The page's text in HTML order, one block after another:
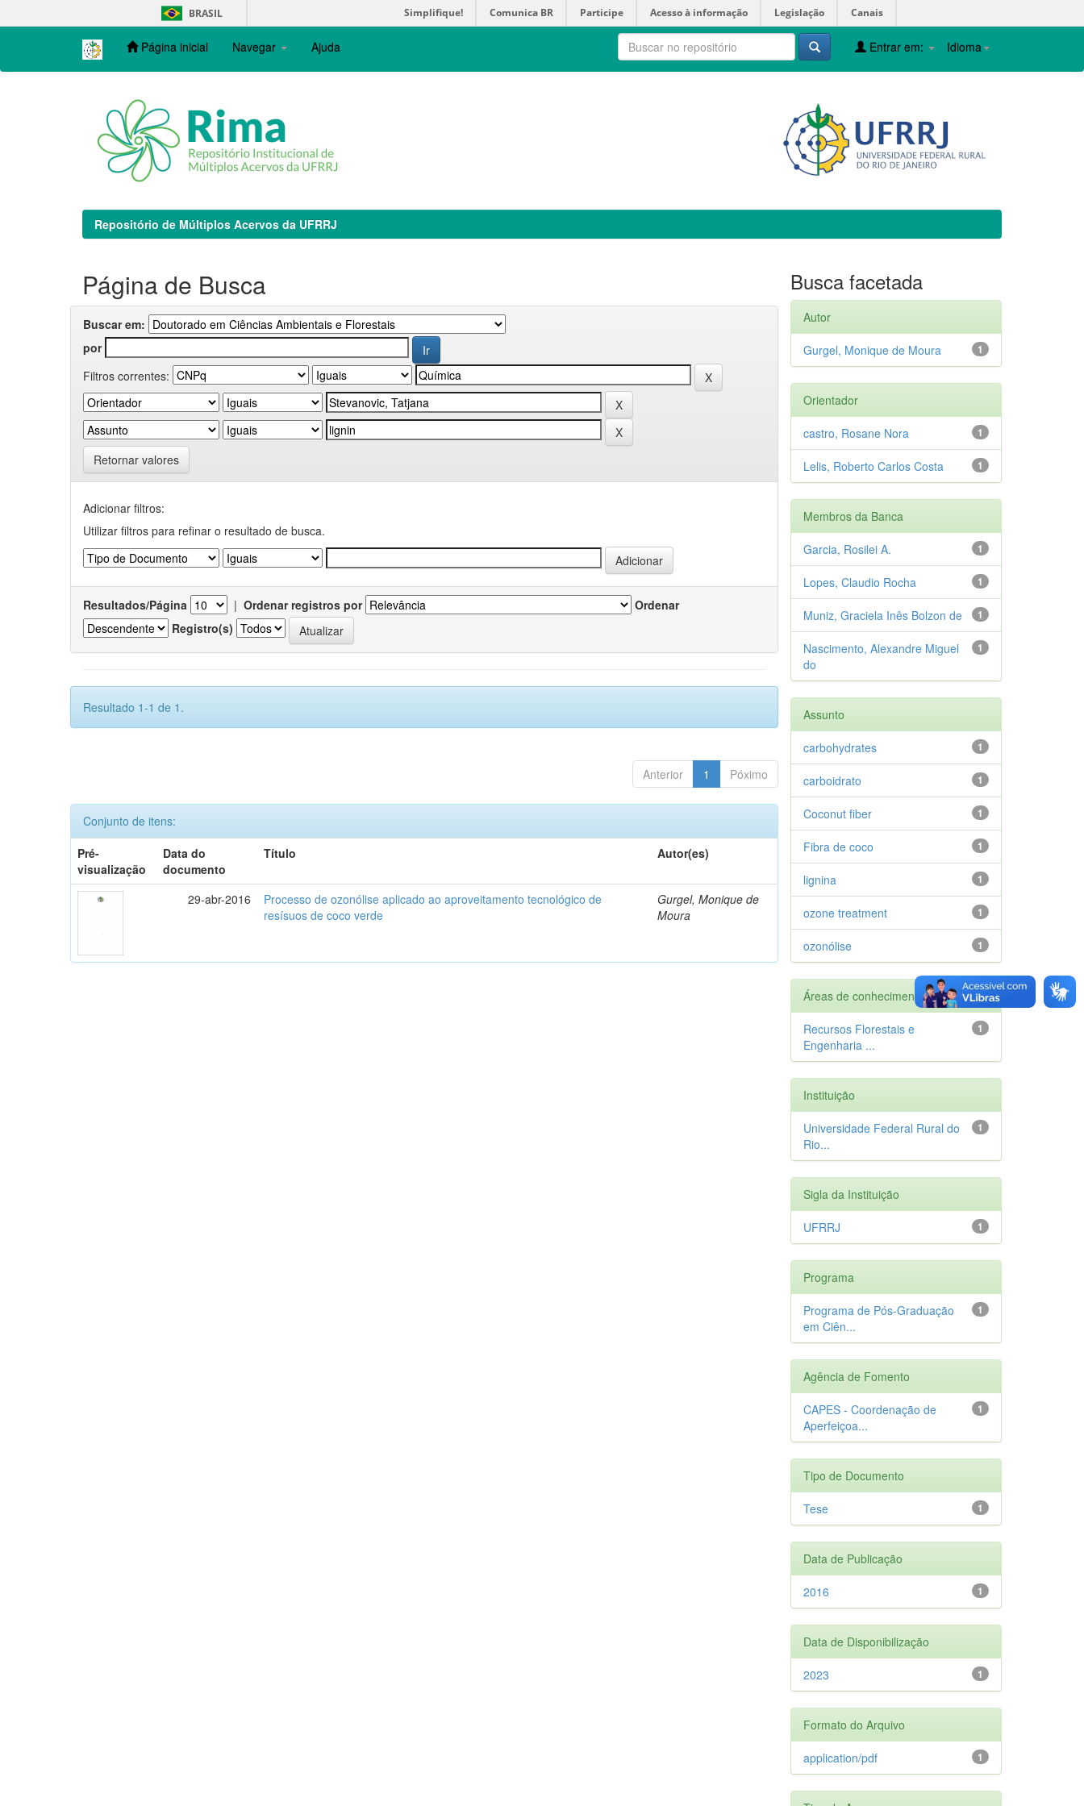
navigation
BRASIL Simplifique! Comunica BR Participe Acesso à informação Legislação Canais
Página inicial Navegar Ajuda Idioma
Entrar em:
Repositório de Múltiplos Acervos da UFRRJ
Página de Busca
Buscar em:
por
Filtros correntes:
Retornar valores
Adicionar filtros:
Utilizar filtros para refinar o resultado de busca.
Resultados/Página | Ordenar registros por
Ordenar
Registro(s)
Resultado 1-1 de 1.
Anterior 1 Póximo
Conjunto de itens:
Pré-
visualização
Data do
documento
Título Autor(es)
29-abr-2016
Processo de ozonólise aplicado ao aproveitamento tecnológico de
resísuos de coco verde
Gurgel, Monique de
Moura
Busca facetada
Autor
1
Gurgel, Monique de Moura
Orientador
1
castro, Rosane Nora
1
Lelis, Roberto Carlos Costa
Membros da Banca
1
Garcia, Rosilei A.
1
Lopes, Claudio Rocha
1
Muniz, Graciela Inês Bolzon de
1
Nascimento, Alexandre Miguel
do
Assunto
1
carbohydrates
1
carboidrato
1
Coconut fiber
1
Fibra de coco
1
lignina
1
ozone treatment
1
ozonólise
Áreas de conhecimento
1
Recursos Florestais e
Engenharia ...
Instituição
1
Universidade Federal Rural do
Rio...
Sigla da Instituição
1
UFRRJ
Programa
1
Programa de Pós-Graduação
em Ciên...
Agência de Fomento
1
CAPES - Coordenação de
Aperfeiçoa...
Tipo de Documento
1
Tese
Data de Publicação
1
2016
Data de Disponibilização
1
2023
Formato do Arquivo
1
application/pdf